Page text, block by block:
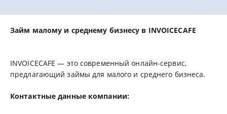
Займ малому и среднему бизнесу в INVOICECAFE
INVOICECAFE — это современный онлайн-сервис,
предлагающий займы для малого и среднего бизнеса.
Контактные данные компании: